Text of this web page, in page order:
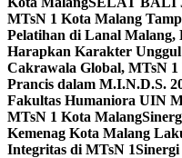
MTsN 1 Kota Malang
Pelatihan di Lanal Malang,
Harapkan Karakter
Cakrawala Global, MTsN
Prancis dalam M.I.N.D.S.
Fakultas Humaniora UIN
MTsN 1 Kota Malang
Kemenag Kota Malang
Integritas di MTsN 1Sinergi